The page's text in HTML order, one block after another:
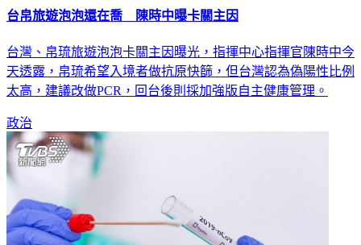
台帛旅遊泡泡還在喬 陳時中曝卡關主因
台灣、帛琉旅遊泡泡卡關主因曝光，指揮中心指揮官陳時中今
天透露，帛琉希望入境者做抗原快篩，但台灣認為偽陽性比例
太高，建議改做PCR，回台後則採加強版自主健康管理。
政治